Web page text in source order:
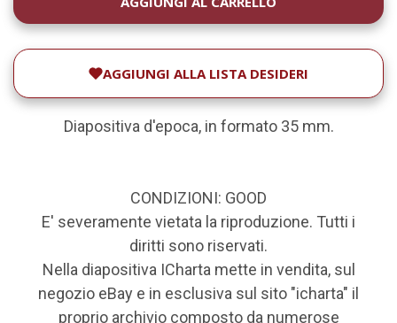
ATTUALE:
AGGIUNGI ALLA LISTA DESIDERI
Diapositiva d'epoca, in formato 35 mm.
CONDIZIONI: GOOD
E' severamente vietata la riproduzione. Tutti i
diritti sono riservati.
Nella diapositiva ICharta mette in vendita, sul
negozio eBay e in esclusiva sul sito "icharta" il
proprio archivio composto da numerose